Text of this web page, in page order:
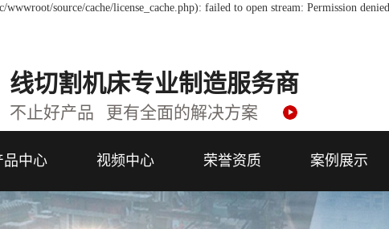
source/cache/license_cache.php): failed to open stream: Permission
线切割机床专业制造服务商
不止好产品 更有全面的解决方案
品中心 视频中心 荣誉资质 案例展示